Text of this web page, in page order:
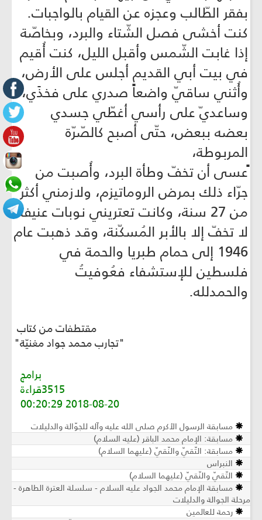
بفقر الطّالب وعجزه عن القيام بالواجبات.
كنت أخشى فصل الشّتاء والبرد، وبخاصّة
إذا غابت الشّمس وأقبل الليل، كنت أُقيم
في بيت أبي القديم أجلس على الأرض،
وأُثني ساقيّ واضعاً صدري على فخذَي،
وساعديّ على رأسي أغطّي جسدي
بعضه ببعض، حتّى أصبح كالصّرّة
المربوطة،
ًعسى أن تخفّ وطأة البرد، وأُصبت من
جرّاء ذلك بمرض الروماتيزم، ولازمني أكثر
من 27 سنة، وكانت تعتريني نوبات عنيفة
لا تخفّ إلا بالأبر المُسكّنة، وقد ذهبت عام
1946 إلى حمام طبريا والحمة في
فلسطين للإستشفاء فعُوفيتُ
والحمدلله.
مقتطفات من كتاب
"تجارب محمد جواد مغنيّة"
برامج
3515قراءة
2018-08-20 00:20:29
مسابقة الرسول الأكرم صلى الله عليه وآله للجوّالة والدليلات
مسابقة: الإمام محمد الباقر (عليه السلام)
مسابقة: التّقيّ والنّقيّ (عليهما السلام)
النبراس
التّقيّ والنّقيّ (عليهما السلام)
مسابقة الإمام محمد الجواد عليه السلام - سلسلة العترة الطاهرة -
مرحلة الجوالة والدليلات
رحمة للعالمين